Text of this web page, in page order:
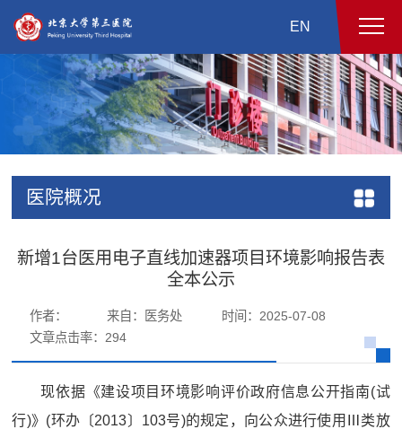
EN
医院概况
新增1台医用电子直线加速器项目环境影响报告表
全本公示
作者： 来自：医务处
时间：2025-07-08
文章点击率： 294
现依据《建设项目环境影响评价政府信息公开指南(试
行)》(环办〔2013〕103号)的规定，向公众进行使用Ⅲ类放